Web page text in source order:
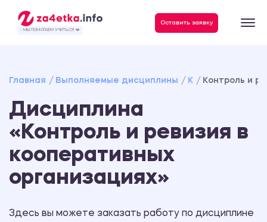
- МЫ ПОМОГАЕМ УЧИТЬСЯ ❤️
Оставить заявку
Главная Выполняемые дисциплины К Контроль и
Дисциплина
«Контроль и ревизия в
кооперативных
организациях»
Здесь вы можете заказать работу по дисциплине